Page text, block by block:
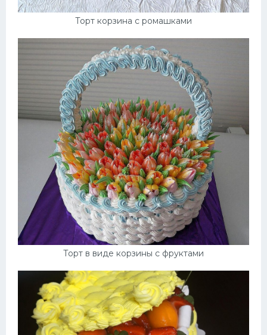
Торт корзина с ромашками
Торт в виде корзины с фруктами